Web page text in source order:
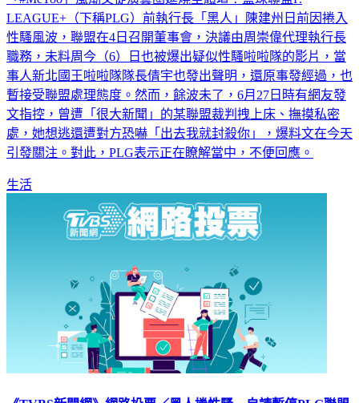
LEAGUE+（下稱PLG）前執行長「黑人」陳建州日前因捲入
性騷風波，聯盟在4日召開董事會，決議由周崇偉代理執行長
職務，未料周今（6）日也被爆出疑似性騷啦啦隊的影片，當
事人新北國王啦啦隊隊長倩宇也發出聲明，還原事發經過，也
暫接受聯盟處理態度。然而，餘波未了，6月27日時有網友發
文指控，曾遭「很大新聞」的某聯盟裁判拽上床、撫摸私密
處，她想逃還遭對方恐嚇「出去我就封殺你」，爆料文在今天
引發關注。對此，PLG表示正在瞭解當中，不便回應。
生活